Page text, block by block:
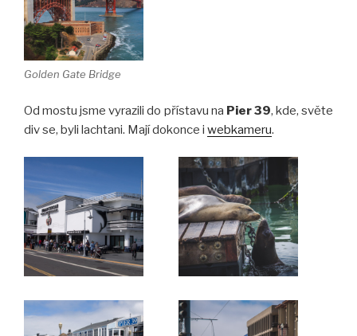
Golden Gate Bridge
Od mostu jsme vyrazili do přístavu na Pier 39, kde, světe
div se, byli lachtani. Mají dokonce i webkameru.